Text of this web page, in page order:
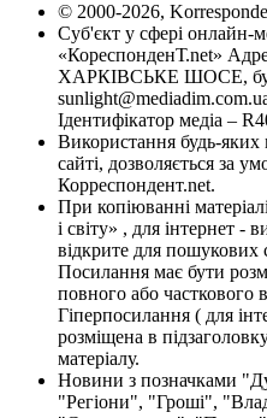
© 2000-2026,
Суб'єкт у сфері онлайн-
«КореспонденТ.net»
ХАРКІВСЬКЕ ШОСЕ,
Ідентифікатор медіа –
Використання будь-яких
сайті, дозволяється за
Корреспондент.net.
При копіюванні
і світу» , для інтернет -
відкрите для пошукових
Посилання має бути
повного або часткового
Гіперпосилання ( для
розміщена в
матеріалу.
Новини з позначками
"Регіони", "Гроші",